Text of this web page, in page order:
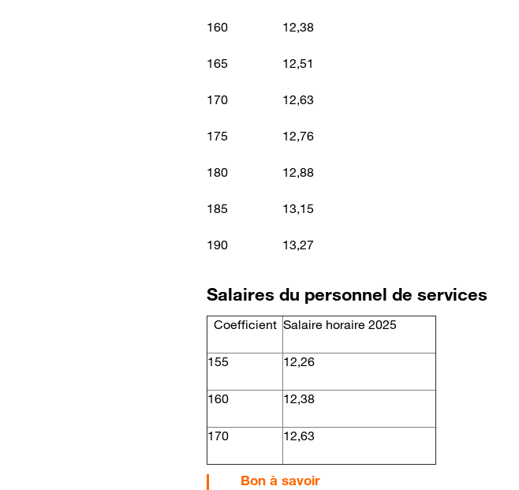
160 12,38
165 12,51
170 12,63
175 12,76
180 12,88
185 13,15
190 13,27
Salaires du personnel de services
Coefficient Salaire horaire 2025
155 12,26
160 12,38
170 12,63